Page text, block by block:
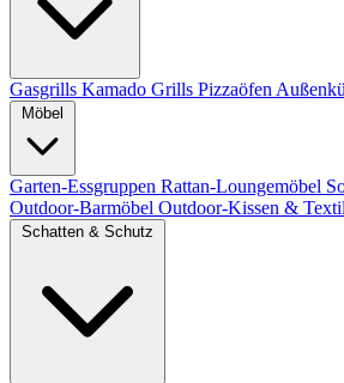
Gasgrills Kamado Grills Pizzaöfen
Garten-Essgruppen Rattan-Loungemöbel
Outdoor-Barmöbel Outdoor-Kissen &